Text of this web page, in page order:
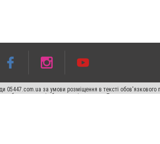
05447.com.ua за умови розміщення в тексті
абзацу в тексті або в якості джерела. Порушення